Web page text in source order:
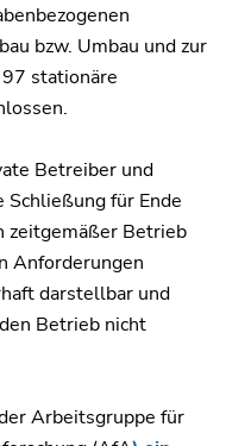
bzw. Umbau und zur
stationäre
Betreiber und
für Ende
zeitgemäßer Betrieb
Anforderungen
darstellbar und
Betrieb nicht
Arbeitsgruppe für